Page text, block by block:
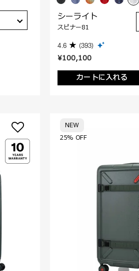
¥100,100
カートに入れる
シーライト
スピナー81
4.6 (393)
25% OFF
NEW